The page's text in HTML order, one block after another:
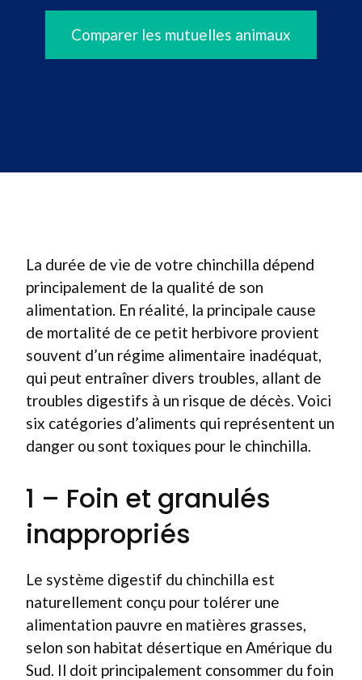
Comparer les mutuelles animaux
La durée de vie de votre chinchilla dépend
principalement de la qualité de son
alimentation. En réalité, la principale cause
de mortalité de ce petit herbivore provient
souvent d’un régime alimentaire inadéquat,
qui peut entraîner divers troubles, allant de
troubles digestifs à un risque de décès. Voici
six catégories d’aliments qui représentent un
danger ou sont toxiques pour le chinchilla.
1 – Foin et granulés
inappropriés
Le système digestif du chinchilla est
naturellement conçu pour tolérer une
alimentation pauvre en matières grasses,
selon son habitat désertique en Amérique du
Sud. Il doit principalement consommer du foin